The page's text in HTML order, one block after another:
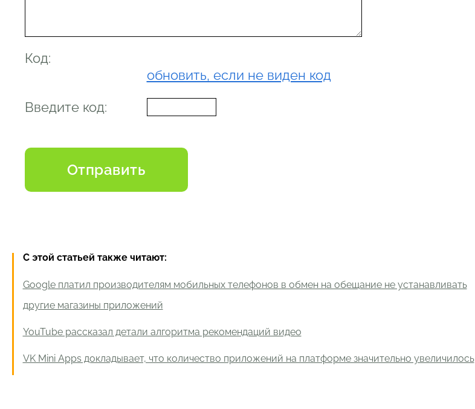
Код:
обновить, если не виден код
Введите код:
С этой статьей также читают:
Google платил производителям мобильных телефонов в обмен на обещание не устанавливать
другие магазины приложений
YouTube рассказал детали алгоритма рекомендаций видео
VK Mini Apps докладывает, что количество приложений на платформе значительно увеличилось